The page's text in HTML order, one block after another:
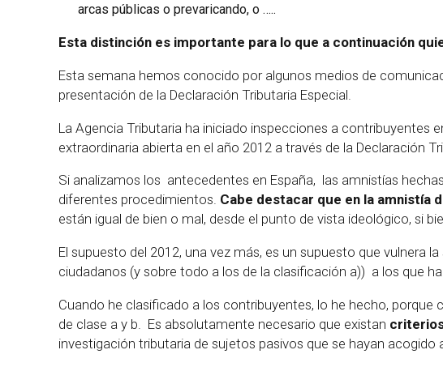
arcas públicas o prevaricando, o …..
Esta distinción es importante para lo que a continuación
Esta semana hemos conocido por algunos medios de
presentación de la Declaración Tributaria Especial.
La Agencia Tributaria ha iniciado inspecciones a contribuyentes
extraordinaria abierta en el año 2012 a través de la Declaración
Si analizamos los antecedentes en España, las amnistías
diferentes procedimientos. Cabe destacar que en la amnistía
están igual de bien o mal, desde el punto de vista ideológico, si
El supuesto del 2012, una vez más, es un supuesto que vulnera
ciudadanos (y sobre todo a los de la clasificación a)) a los que
Cuando he clasificado a los contribuyentes, lo he hecho,
de clase a y b. Es absolutamente necesario que existan
investigación tributaria de sujetos pasivos que se hayan